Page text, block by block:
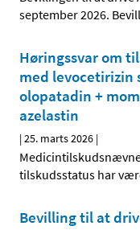
september 2026.
Høringssvar om
med levocetirizin
olopatadin +
azelastin
|25. marts 2026 |
tilskudsstatus har
Bevilling til at